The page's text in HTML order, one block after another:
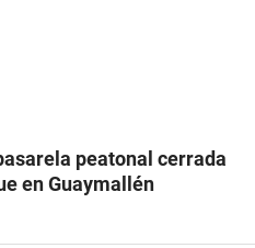
peatonal cerrada
en Guaymallén